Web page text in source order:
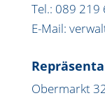
Tel.: 089 219
E-Mail:
Obermarkt